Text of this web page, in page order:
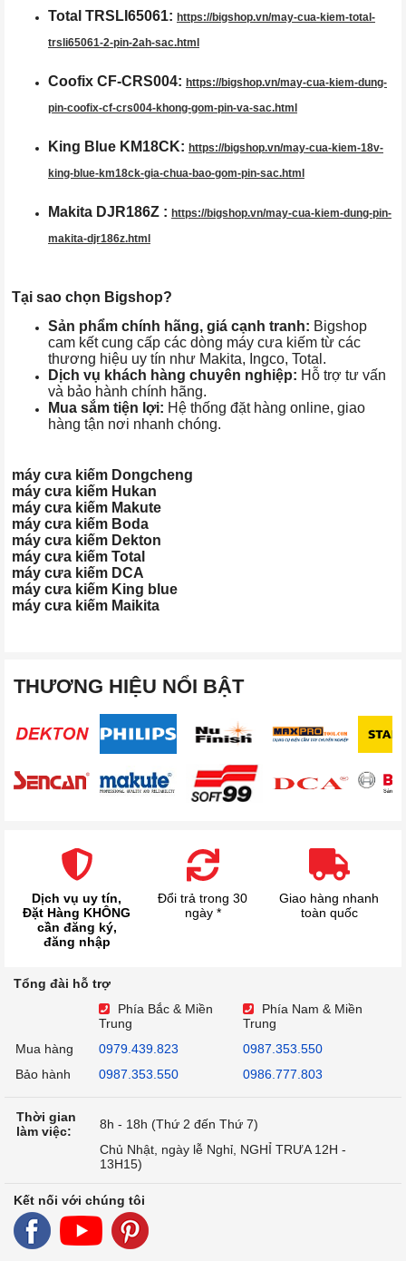
Total TRSLI65061: https://bigshop.vn/may-cua-kiem-total-
trsli65061-2-pin-2ah-sac.html
Coofix CF-CRS004: https://bigshop.vn/may-cua-kiem-dung-
pin-coofix-cf-crs004-khong-gom-pin-va-sac.html
King Blue KM18CK: https://bigshop.vn/may-cua-kiem-18v-
king-blue-km18ck-gia-chua-bao-gom-pin-sac.html
Makita DJR186Z : https://bigshop.vn/may-cua-kiem-dung-pin-
makita-djr186z.html
Tại sao chọn Bigshop?
Sản phẩm chính hãng, giá cạnh tranh: Bigshop
cam kết cung cấp các dòng máy cưa kiếm từ các
thương hiệu uy tín như Makita, Ingco, Total.
Dịch vụ khách hàng chuyên nghiệp: Hỗ trợ tư vấn
và bảo hành chính hãng.
Mua sắm tiện lợi: Hệ thống đặt hàng online, giao
hàng tận nơi nhanh chóng.
máy cưa kiếm Dongcheng
máy cưa kiếm Hukan
máy cưa kiếm Makute
máy cưa kiếm Boda
máy cưa kiếm Dekton
máy cưa kiếm Total
máy cưa kiếm DCA
máy cưa kiếm King blue
máy cưa kiếm Maikita
THƯƠNG HIỆU NỔI BẬT
Dịch vụ uy tín,
Đặt Hàng KHÔNG
cần đăng ký,
đăng nhập
Đổi trả trong 30
ngày *
Giao hàng nhanh
toàn quốc
Tổng đài hỗ trợ
Phía Bắc & Miền
Trung
Phía Nam & Miền
Trung
Mua hàng
0979.439.823
0987.353.550
Bảo hành
0987.353.550 0986.777.803
Thời gian
làm việc:
8h - 18h (Thứ 2 đến Thứ 7)
Chủ Nhật, ngày lễ Nghỉ, NGHỈ TRƯA 12H -
13H15)
Kết nối với chúng tôi